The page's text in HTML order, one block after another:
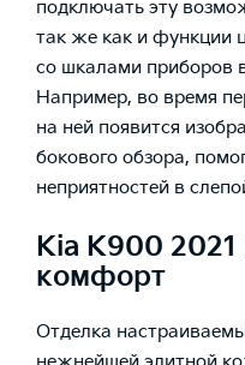
подключать эту
так же как и функции
со шкалами приборов
Например, во время
на ней появится
бокового обзора,
неприятностей в
Kia K900 2021
комфорт
Отделка